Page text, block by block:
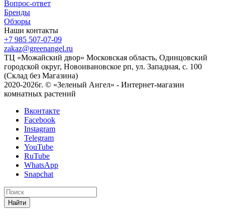
Вопрос-ответ
Бренды
Обзоры
Наши контакты
+7 985 507-07-09
zakaz@greenangel.ru
ТЦ «Можайский двор» Московская область, Одинцовский
городской округ, Новоивановское рп, ул. Западная, с. 100
(Склад без Магазина)
2020-2026г. © «Зеленый Ангел» - Интернет-магазин
комнатных растений
Вконтакте
Facebook
Instagram
Telegram
YouTube
RuTube
WhatsApp
Snapchat
Найти